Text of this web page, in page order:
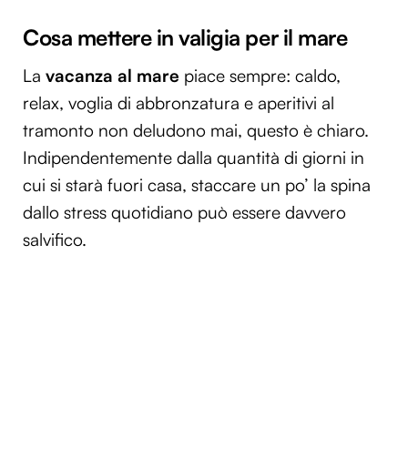
Cosa mettere in valigia per il mare
La vacanza al mare piace sempre: caldo,
relax, voglia di abbronzatura e aperitivi al
tramonto non deludono mai, questo è chiaro.
Indipendentemente dalla quantità di giorni in
cui si starà fuori casa, staccare un po’ la spina
dallo stress quotidiano può essere davvero
salvifico.